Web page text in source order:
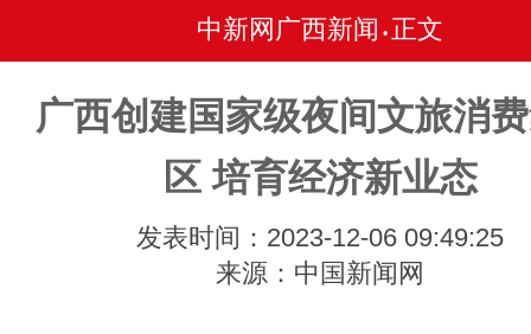
中新网广西新闻 • 正文
广西创建国家级夜间文旅消
区 培育经济新业态
发表时间：2023-12-06 09:49:25
来源：中国新闻网